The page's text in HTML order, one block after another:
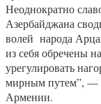
Неоднократно
Азербайджана
волей народа
из себя обречены
урегулировать
мирным путем”, —
Армении.